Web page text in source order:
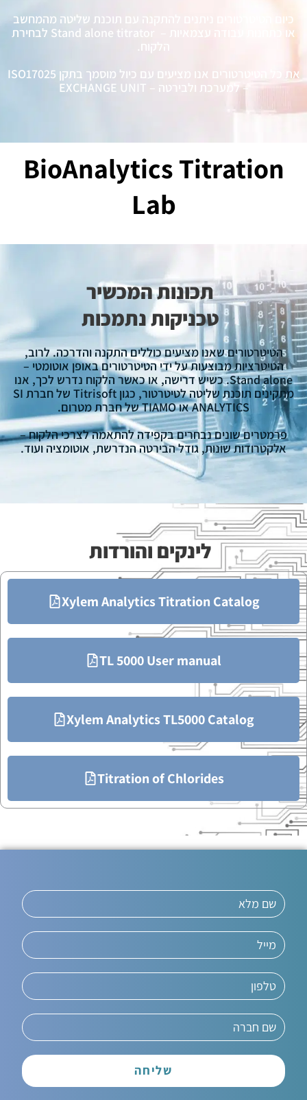
כיום הטיטרטורים ניתנים להתקנה עם תוכנת שליטה מהמחשב
או כתחנות עבודה עצמאיות – Stand alone titrator לבחירת
הלקוח.
את כל הטיטרטורים אנו מציעים עם כיול מוסמך בתקן ISO17025
– למערכת ולבירטה – EXCHANGE UNIT
BioAnalytics Titration
Lab
תכונות המכשיר
טכניקות נתמכות
הטיטרטורים שאנו מציעים כוללים התקנה והדרכה. לרוב,
הטיטרציות מבוצעות על ידי הטיטרטורים באופן אוטומטי –
Stand alone. כשיש דרישה, או כאשר הלקוח נדרש לכך, אנו
מתקינים תוכנת שליטה לטיטרטור, כגון Titrisoft של חברת SI
ANALYTICS או TIAMO של חברת מטרום.
פרמטרים שונים נבחרים בקפידה להתאמה לצרכי הלקוח –
אלקטרודות שונות, גודל הבירטה הנדרשת, אוטומציה ועוד.
לינקים והורדות
Xylem Analytics Titration Catalog
TL 5000 User manual
Xylem Analytics TL5000 Catalog
Titration of Chlorides
שליחה